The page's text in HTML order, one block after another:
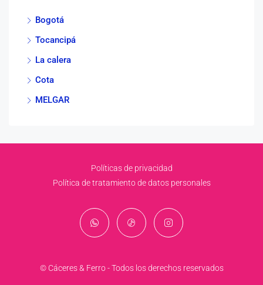
Bogotá
Tocancipá
La calera
Cota
MELGAR
Políticas de privacidad
Política de tratamiento de datos personales
© Cáceres & Ferro - Todos los derechos reservados